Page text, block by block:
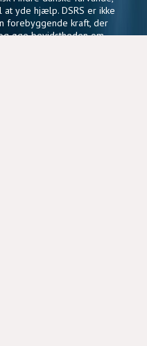
yde hjælp. DSRS er ikke
forebyggende kraft, der
øge bevidstheden om